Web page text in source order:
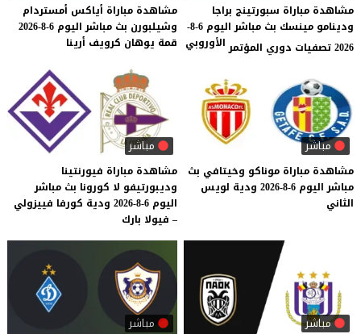
مشاهدة مباراة سبورتينج براجا
ودينامو مينسك بث مباشر اليوم 6-8-
2026 تصفيات دوري المؤتمر
الأوروبي
مشاهدة مباراة أياكس أمستردام
وشيلبورن بث مباشر اليوم 6-8-2026
قمة يوهان كرويف أرينا
مباشر
مشاهدة مباراة موناكو وخيتافي بث
مباشر اليوم 6-8-2026 ودية لويس
الثاني
مباشر
مشاهدة مباراة فيورنتينا
وديبورتيفو لا كورونا بث مباشر
اليوم 6-8-2026 ودية كورفا فييزولي
– فيولا بارك
مباشر مباشر